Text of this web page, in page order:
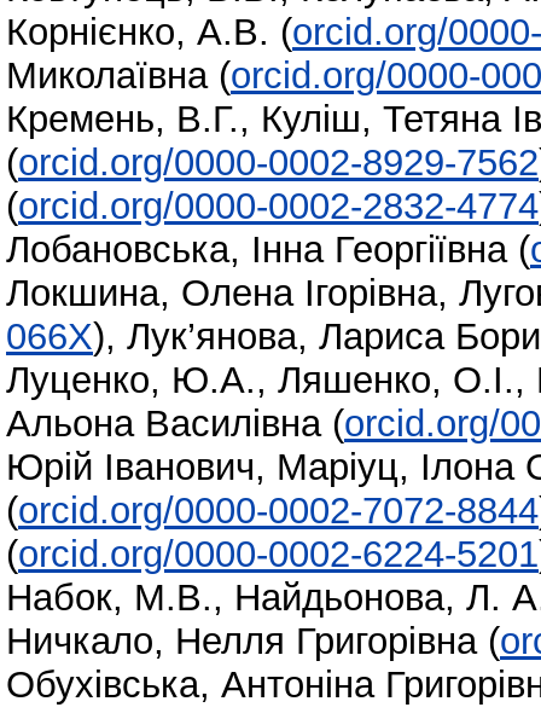
Корнієнко, А.В. (orcid.org/
Миколаївна (orcid.org/0000-
Кремень, В.Г., Куліш, Тетяна
(orcid.org/0000-0002-8929-7562
(orcid.org/0000-0002-2832-4774
Лобановська, Інна Георгіївна (
Локшина, Олена Ігорівна,
066X), Лук’янова, Лариса
Луценко, Ю.А., Ляшенко, О.І.,
Альона Василівна (orcid.org/
Юрій Іванович, Маріуц, Ілона
(orcid.org/0000-0002-7072-8844
(orcid.org/0000-0002-6224-5201
Набок, М.В., Найдьонова, Л.
Ничкало, Нелля Григорівна (
Обухівська, Антоніна